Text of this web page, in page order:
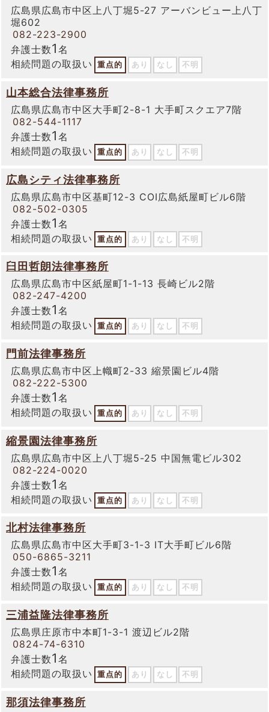
広島県広島市中区上八丁堀5-27 アーバンビュー上八丁
堀602
082-223-2900
弁護士数1 名
相続問題の取扱い
重点的 あり なし 不明
山本総合法律事務所
広島県広島市中区大手町2-8-1 大手町スクエア7階
082-544-1117
弁護士数1 名
相続問題の取扱い
重点的 あり なし 不明
広島シティ法律事務所
広島県広島市中区基町12-3 COI広島紙屋町ビル6階
082-502-0305
弁護士数1 名
相続問題の取扱い
重点的 あり なし 不明
臼田哲朗法律事務所
広島県広島市中区紙屋町1-1-13 長崎ビル2階
082-247-4200
弁護士数1 名
相続問題の取扱い
重点的 あり なし 不明
門前法律事務所
広島県広島市中区上幟町2-33 縮景園ビル4階
082-222-5300
弁護士数1 名
相続問題の取扱い
重点的 あり なし 不明
縮景園法律事務所
広島県広島市中区上八丁堀5-25 中国無電ビル302
082-224-0020
弁護士数1 名
相続問題の取扱い
重点的 あり なし 不明
北村法律事務所
広島県広島市中区大手町3-1-3 IT大手町ビル6階
050-6865-3211
弁護士数1 名
相続問題の取扱い
重点的 あり なし 不明
三浦益隆法律事務所
広島県庄原市中本町1-3-1 渡辺ビル2階
0824-74-6310
弁護士数1 名
相続問題の取扱い
重点的 あり なし 不明
那須法律事務所